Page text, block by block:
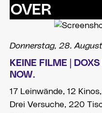
OVER
Donnerstag, 28.
KEINE FILME |
NOW.
17 Leinwände, 12
Drei Versuche, 220